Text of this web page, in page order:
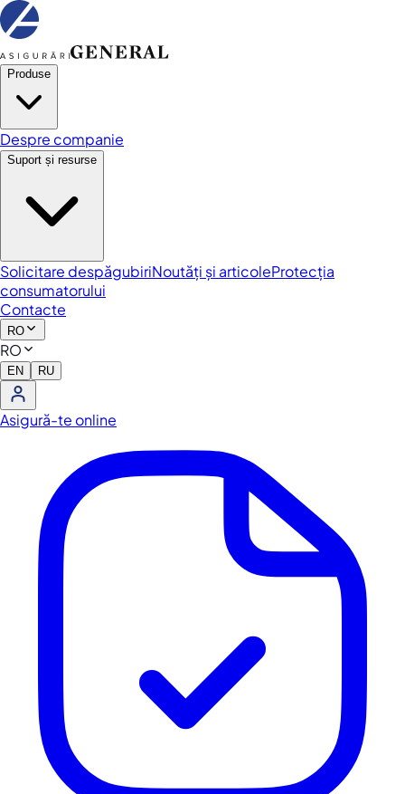
Produse
Despre companie
Suport și resurse
Solicitare despăgubiriNoutăți și articoleProtecția
consumatorului
Contacte
RO
RO
EN RU
Asigură-te online